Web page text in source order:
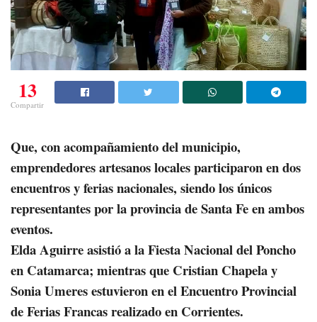
13
Compartir
Que, con acompañamiento del municipio,
emprendedores artesanos locales participaron en dos
encuentros y ferias nacionales, siendo los únicos
representantes por la provincia de Santa Fe en ambos
eventos.
Elda Aguirre asistió a la Fiesta Nacional del Poncho
en Catamarca; mientras que Cristian Chapela y
Sonia Umeres estuvieron en el Encuentro Provincial
de Ferias Francas realizado en Corrientes.